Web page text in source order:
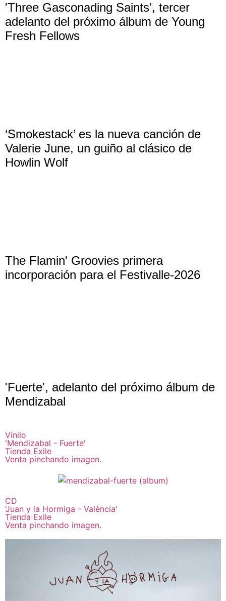
'Three Gasconading Saints', tercer
adelanto del próximo álbum de Young
Fresh Fellows
‘Smokestack’ es la nueva canción de
Valerie June, un guiño al clásico de
Howlin Wolf
The Flamin' Groovies primera
incorporación para el Festivalle-2026
'Fuerte', adelanto del próximo álbum de
Mendizabal
Vinilo
'Mendizabal - Fuerte'
Tienda Exile
Venta pinchando imagen.
CD
'Juan y la Hormiga - València'
Tienda Exile
Venta pinchando imagen.